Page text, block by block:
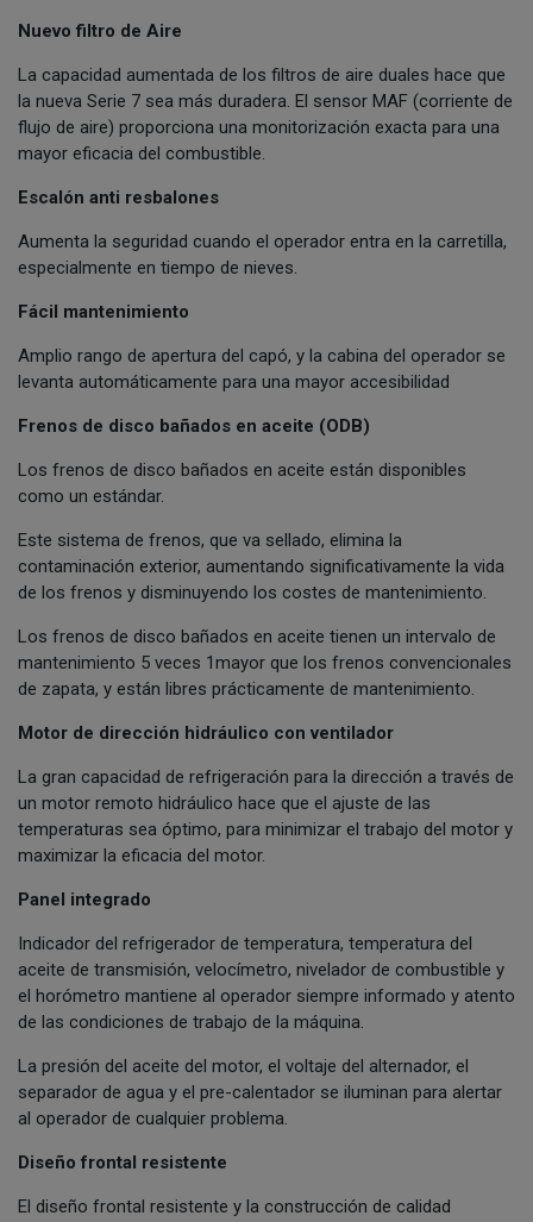
Nuevo filtro de Aire
La capacidad aumentada de los filtros de aire duales hace que
la nueva Serie 7 sea más duradera. El sensor MAF (corriente de
flujo de aire) proporciona una monitorización exacta para una
mayor eficacia del combustible.
Escalón anti resbalones
Aumenta la seguridad cuando el operador entra en la carretilla,
especialmente en tiempo de nieves.
Fácil mantenimiento
Amplio rango de apertura del capó, y la cabina del operador se
levanta automáticamente para una mayor accesibilidad
Frenos de disco bañados en aceite (ODB)
Los frenos de disco bañados en aceite están disponibles
como un estándar.
Este sistema de frenos, que va sellado, elimina la
contaminación exterior, aumentando significativamente la vida
de los frenos y disminuyendo los costes de mantenimiento.
Los frenos de disco bañados en aceite tienen un intervalo de
mantenimiento 5 veces 1mayor que los frenos convencionales
de zapata, y están libres prácticamente de mantenimiento.
Motor de dirección hidráulico con ventilador
La gran capacidad de refrigeración para la dirección a través de
un motor remoto hidráulico hace que el ajuste de las
temperaturas sea óptimo, para minimizar el trabajo del motor y
maximizar la eficacia del motor.
Panel integrado
Indicador del refrigerador de temperatura, temperatura del
aceite de transmisión, velocímetro, nivelador de combustible y
el horómetro mantiene al operador siempre informado y atento
de las condiciones de trabajo de la máquina.
La presión del aceite del motor, el voltaje del alternador, el
separador de agua y el pre-calentador se iluminan para alertar
al operador de cualquier problema.
Diseño frontal resistente
El diseño frontal resistente y la construcción de calidad